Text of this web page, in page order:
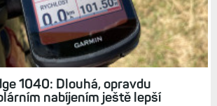
1040: Dlouhá, opravdu
nabíjením ještě lepší